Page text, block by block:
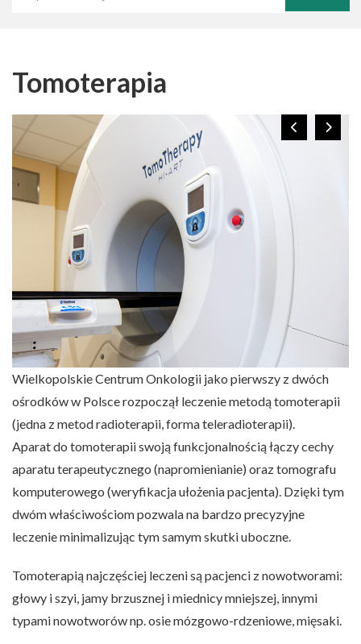
Tomoterapia
Wielkopolskie Centrum Onkologii jako pierwszy z dwóch
ośrodków w Polsce rozpoczął leczenie metodą tomoterapii
(jedna z metod radioterapii, forma teleradioterapii).
Aparat do tomoterapii swoją funkcjonalnością łączy cechy
aparatu terapeutycznego (napromienianie) oraz tomografu
komputerowego (weryfikacja ułożenia pacjenta). Dzięki tym
dwóm właściwościom pozwala na bardzo precyzyjne
leczenie minimalizując tym samym skutki uboczne.
Tomoterapią najczęściej leczeni są pacjenci z nowotworami:
głowy i szyi, jamy brzusznej i miednicy mniejszej, innymi
typami nowotworów np. osie mózgowo-rdzeniowe, mięsaki.